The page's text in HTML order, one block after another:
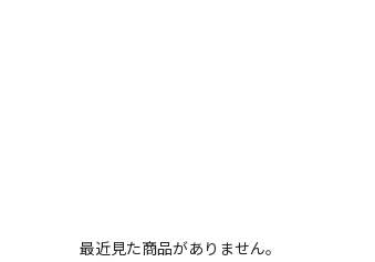
最近見た商品がありません。